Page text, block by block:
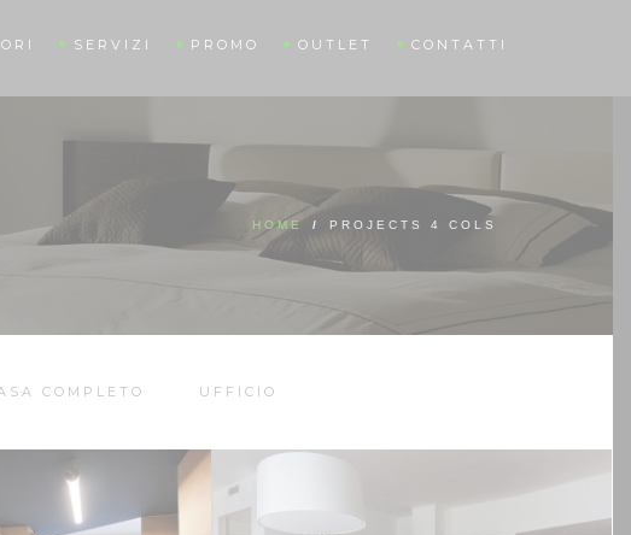
SERVIZI PROMO OUTLET CONTATTI
HOME / PROJECTS 4 COLS
COMPLETO UFFICIO